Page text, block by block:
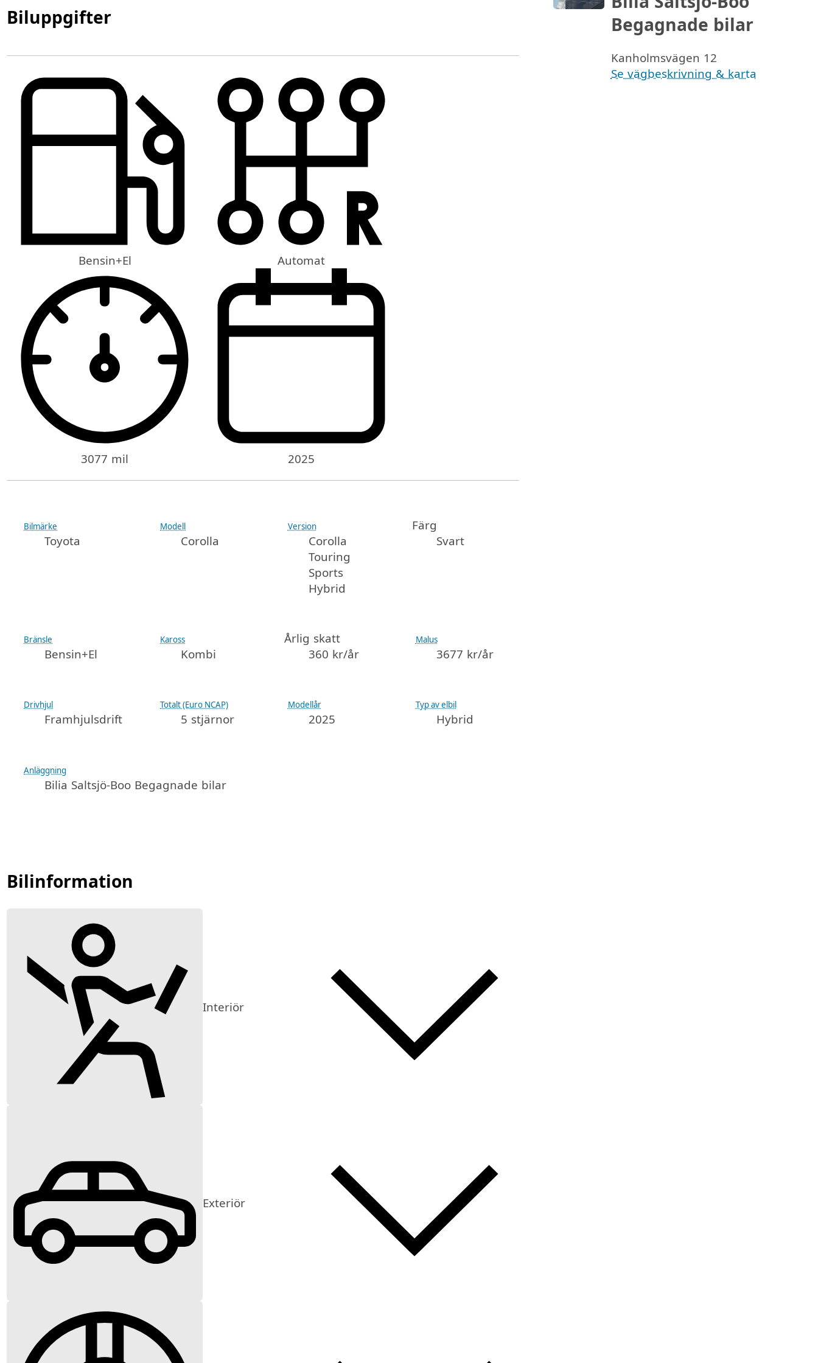
Begagnade bilar
Kanholmsvägen 12
Se vägbeskrivning & karta
Biluppgifter
Bensin+El Automat
3077 mil 2025
Bilmärke
Toyota
Modell
Corolla
Version
Corolla
Touring
Sports
Hybrid
Färg
Svart
Bränsle
Bensin+El
Kaross
Kombi
Årlig skatt
360 kr/år
Malus
3677 kr/år
Drivhjul
Framhjulsdrift
Totalt (Euro NCAP)
5 stjärnor
Modellår
2025
Typ av elbil
Hybrid
Anläggning
Bilia Saltsjö-Boo Begagnade bilar
Bilinformation
Interiör
Exteriör